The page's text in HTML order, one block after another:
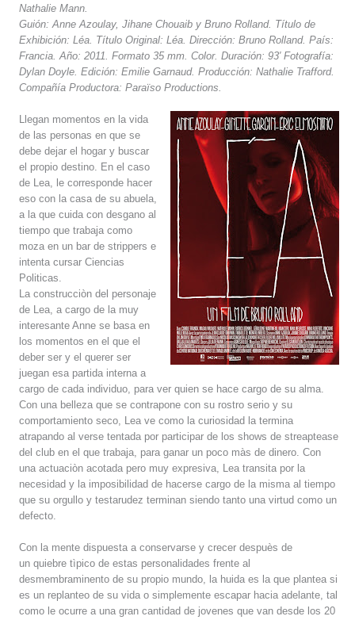
Nathalie Mann.
Guión: Anne Azoulay, Jihane Chouaib y Bruno Rolland. Título de
Exhibición: Léa. Título Original: Léa. Dirección: Bruno Rolland. País:
Francia. Año: 2011. Formato 35 mm. Color. Duración: 93′ Fotografía:
Dylan Doyle. Edición: Emilie Garnaud. Producción: Nathalie Trafford.
Compañía Productora: Paraïso Productions.
Llegan momentos en la vida
de las personas en que se
debe dejar el hogar y buscar
el propio destino. En el caso
de Lea, le corresponde hacer
eso con la casa de su abuela,
a la que cuida con desgano al
tiempo que trabaja como
moza en un bar de strippers e
intenta cursar Ciencias
Politicas.
La construcciòn del personaje
de Lea, a cargo de la muy
interesante Anne se basa en
los momentos en el que el
deber ser y el querer ser
juegan esa partida interna a
cargo de cada individuo, para ver quien se hace cargo de su alma.
Con una belleza que se contrapone con su rostro serio y su
comportamiento seco, Lea ve como la curiosidad la termina
atrapando al verse tentada por participar de los shows de streaptease
del club en el que trabaja, para ganar un poco màs de dinero. Con
una actuaciòn acotada pero muy expresiva, Lea transita por la
necesidad y la imposibilidad de hacerse cargo de la misma al tiempo
que su orgullo y testarudez terminan siendo tanto una virtud como un
defecto.
Con la mente dispuesta a conservarse y crecer despuès de
un quiebre tìpico de estas personalidades frente al
desmembraminento de su propio mundo, la huida es la que plantea si
es un replanteo de su vida o simplemente escapar hacia adelante, tal
como le ocurre a una gran cantidad de jovenes que van desde los 20